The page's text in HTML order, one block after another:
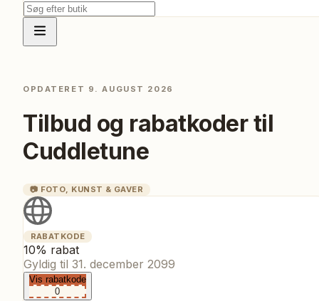
OPDATERET 9. AUGUST 2026
Tilbud og rabatkoder til
Cuddletune
📷 FOTO, KUNST & GAVER
RABATKODE
10% rabat
Gyldig til 31. december 2099
Vis rabatkode
0